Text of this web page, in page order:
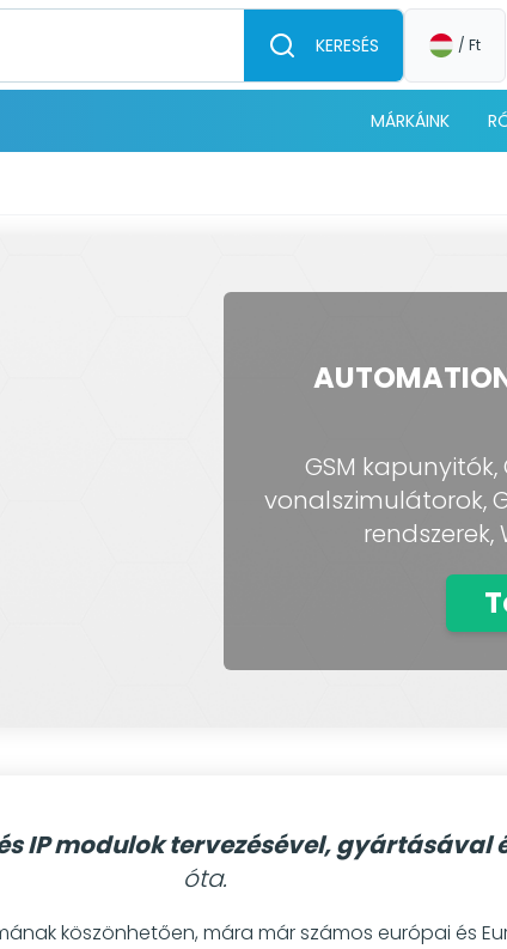
KERESÉS / Ft
MÁRKÁINK
GSM kapunyitók,
vonalszimulátorok,
rendszerek,
és IP modulok tervezésével,
óta.
köszönhetően, mára már számos európai és